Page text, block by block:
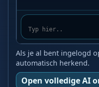
Als je al bent ingelogd
automatisch herkend.
Open volledige AI